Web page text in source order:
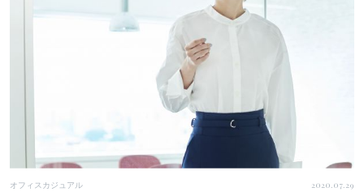
オフィスカジュアル 2020.07.29